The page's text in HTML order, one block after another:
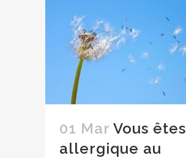
01 Mar Vous êtes
allergique au